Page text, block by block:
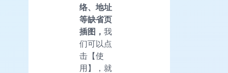
络、地址
等缺省页
插图， 我
们可以点
击【使
用】，就